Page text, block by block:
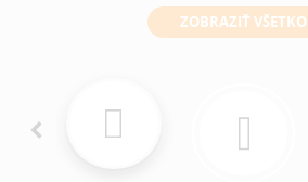
ZOBRAZIŤ VŠETKO